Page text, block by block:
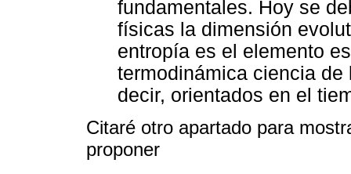
fundamentales. Hoy se
físicas la dimensión
entropía es el elemento
termodinámica ciencia
decir, orientados en el
Citaré otro apartado para
proponer